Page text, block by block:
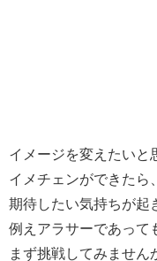
イメージを変えたいと
イメチェンができたら
期待したい気持ちが起
例えアラサーであって
まず挑戦してみません